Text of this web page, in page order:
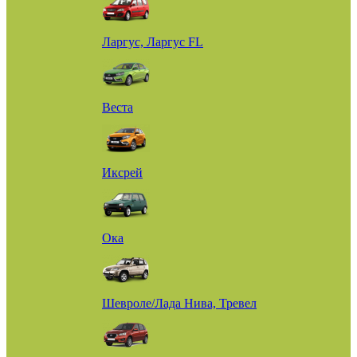
Ларгус, Ларгус FL
Веста
Иксрей
Ока
Шевроле/Лада Нива, Тревел